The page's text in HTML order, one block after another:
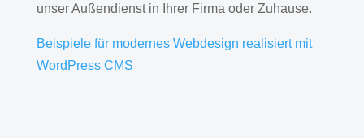
unser Außendienst in Ihrer Firma oder Zuhause.
Beispiele für modernes Webdesign realisiert mit
WordPress CMS